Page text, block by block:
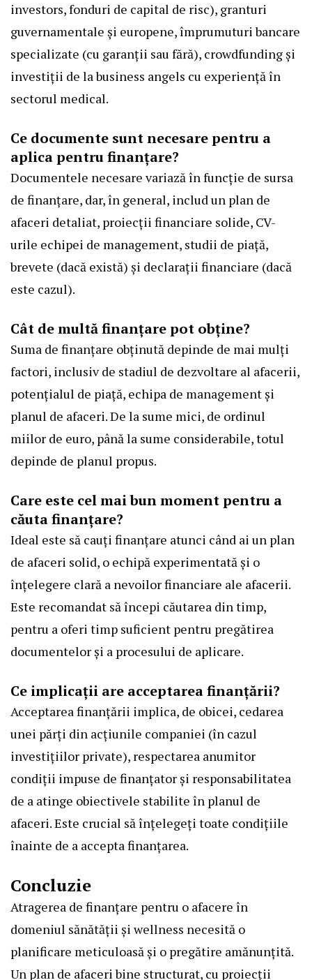
investors, fonduri de capital de risc), granturi
guvernamentale și europene, împrumuturi bancare
specializate (cu garanții sau fără), crowdfunding și
investiții de la business angels cu experiență în
sectorul medical.
Ce documente sunt necesare pentru a
aplica pentru finanțare?
Documentele necesare variază în funcție de sursa
de finanțare, dar, în general, includ un plan de
afaceri detaliat, proiecții financiare solide, CV-
urile echipei de management, studii de piață,
brevete (dacă există) și declarații financiare (dacă
este cazul).
Cât de multă finanțare pot obține?
Suma de finanțare obținută depinde de mai mulți
factori, inclusiv de stadiul de dezvoltare al afacerii,
potențialul de piață, echipa de management și
planul de afaceri. De la sume mici, de ordinul
miilor de euro, până la sume considerabile, totul
depinde de planul propus.
Care este cel mai bun moment pentru a
căuta finanțare?
Ideal este să cauți finanțare atunci când ai un plan
de afaceri solid, o echipă experimentată și o
înțelegere clară a nevoilor financiare ale afacerii.
Este recomandat să începi căutarea din timp,
pentru a oferi timp suficient pentru pregătirea
documentelor și a procesului de aplicare.
Ce implicații are acceptarea finanțării?
Acceptarea finanțării implica, de obicei, cedarea
unei părți din acțiunile companiei (în cazul
investițiilor private), respectarea anumitor
condiții impuse de finanțator și responsabilitatea
de a atinge obiectivele stabilite în planul de
afaceri. Este crucial să înțelegeți toate condițiile
înainte de a accepta finanțarea.
Concluzie
Atragerea de finanțare pentru o afacere în
domeniul sănătății și wellness necesită o
planificare meticuloasă și o pregătire amănunțită.
Un plan de afaceri bine structurat, cu proiecții